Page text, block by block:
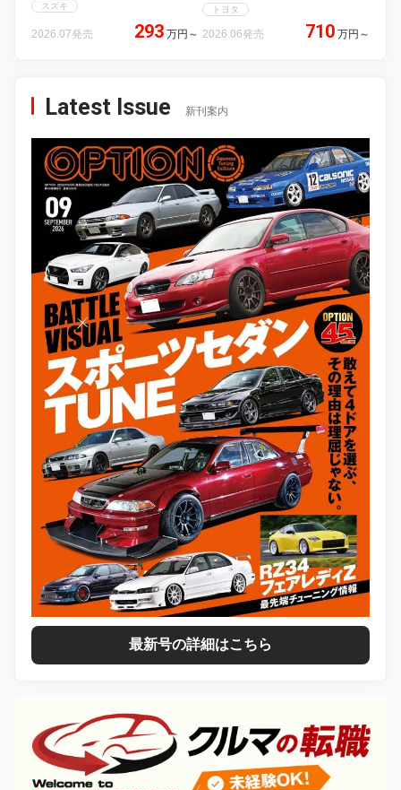
スズキ
2026.07発売 293 万円 ～
トヨタ
2026.06発売 710 万円 ～
Latest Issue 新刊案内
最新号の詳細はこちら